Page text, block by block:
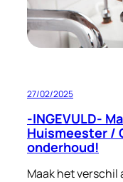
de
zorg
27/02/2025
-INGEVULD-
Huismeester /
onderhoud!
Maak het verschil